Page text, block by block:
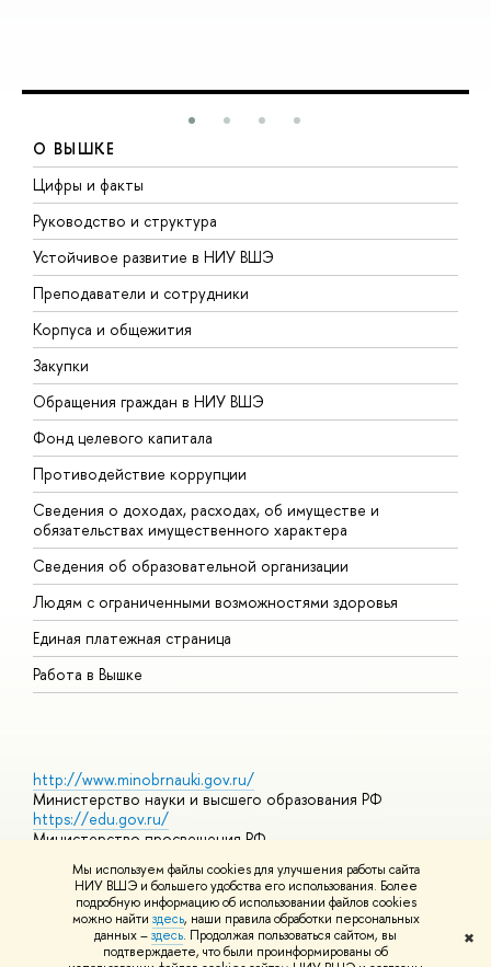
Мы используем файлы cookies для улучшения работы сайта
НИУ ВШЭ и большего удобства его использования. Более
подробную информацию об использовании файлов cookies
можно найти здесь, наши правила обработки персональных
данных –здесь. Продолжая пользоваться сайтом, вы
подтверждаете, что были проинформированы об
✖
О ВЫШКЕ
Цифры и факты
Руководство и структура
Устойчивое развитие в НИУ ВШЭ
Преподаватели и сотрудники
Корпуса и общежития
Закупки
Обращения граждан в НИУ ВШЭ
Фонд целевого капитала
Противодействие коррупции
Сведения о доходах, расходах, об имуществе и
обязательствах имущественного характера
Сведения об образовательной организации
Людям с ограниченными возможностями здоровья
Единая платежная страница
Работа в Вышке
http://www.minobrnauki.gov.ru/
Министерство науки и высшего образования РФ
https://edu.gov.ru/
Министерство просвещения РФ
https://elearning.hse.ru/mooc
Массовые открытые онлайн-курсы
© НИУ ВШЭ 1993–2026 Адреса и контактыУсловия
использования материалов Политика конфиденциальности